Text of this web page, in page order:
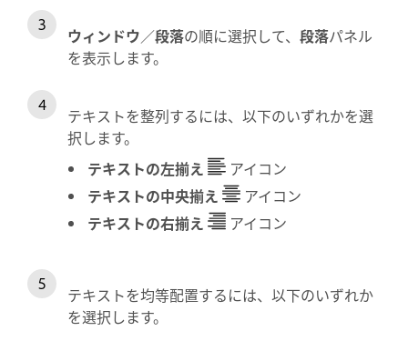
ウィンドウ／段落の順に選択して、 段落パネル
を表示します。
テキストを整列するには、以下のいずれかを選
択します。
テキストの左揃え
アイコン
テキストの中央揃え
アイコン
テキストの右揃え
アイコン
テキストを均等配置するには、以下のいずれか
を選択します。